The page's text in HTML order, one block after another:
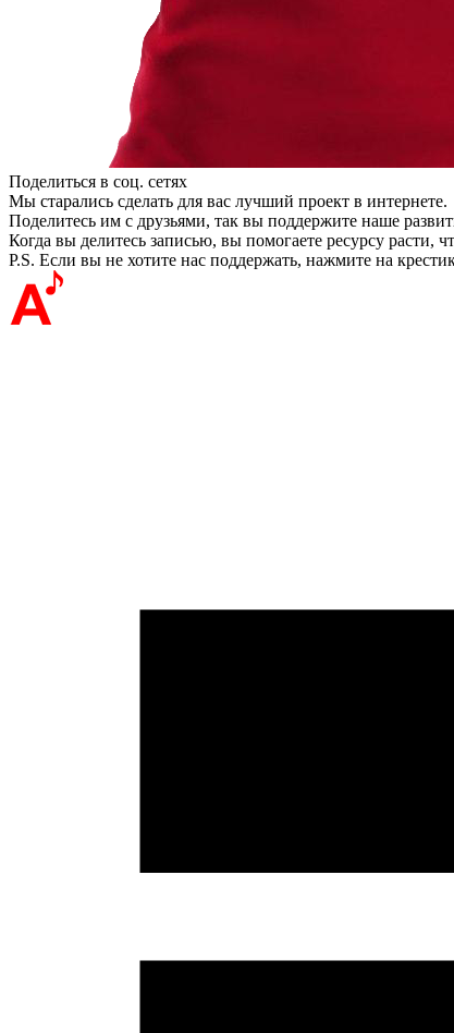
Поделиться в соц. сетях
Мы старались сделать для вас лучший проект в интернете.
Поделитесь им с друзьями, так вы поддержите наше
Когда вы делитесь записью, вы помогаете ресурсу расти,
P.S. Если вы не хотите нас поддержать, нажмите на